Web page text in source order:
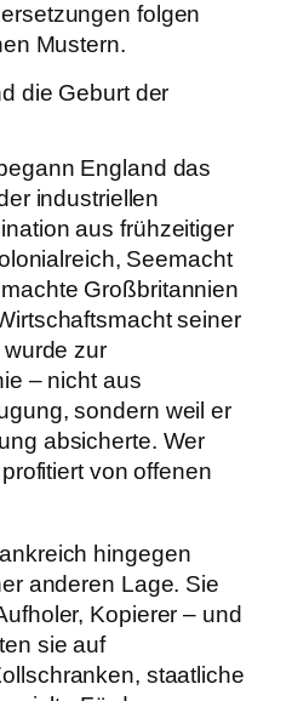
folgen
Mustern.
die Geburt der
England das
industriellen
aus frühzeitiger
Seemacht
Großbritannien
seiner
zur
– nicht aus
sondern weil er
absicherte. Wer
von offenen
hingegen
anderen Lage. Sie
Kopierer – und
sie auf
staatliche